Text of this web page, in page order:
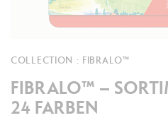
COLLECTION : FIBRALO™
FIBRALO™ –
24 FARBEN